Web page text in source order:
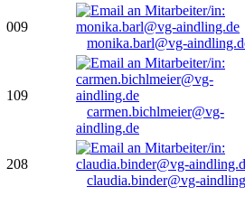
009
monika.barl@vg-
109
carmen.bichlmeier@vg-
aindling.de
208
claudia.binder@vg-